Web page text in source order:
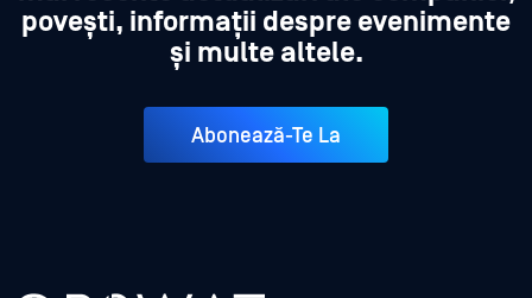
povești, informații despre evenimente
și multe altele.
Abonează-Te La